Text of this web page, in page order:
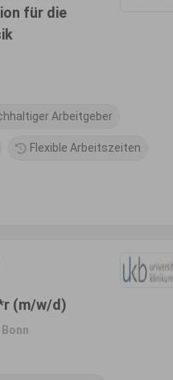
für die
Arbeitgeber
Flexible Arbeitszeiten
(m/w/d)